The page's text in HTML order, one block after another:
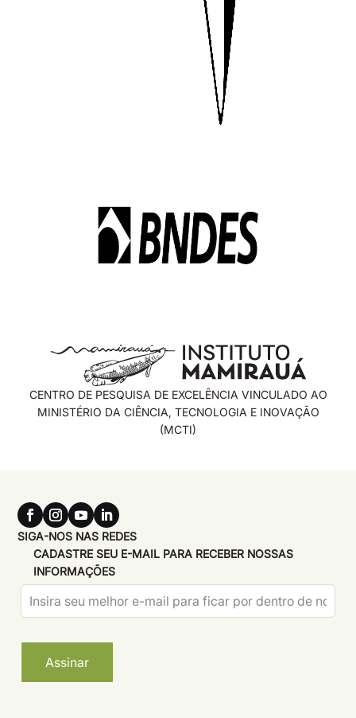
CENTRO DE PESQUISA DE EXCELÊNCIA VINCULADO AO
MINISTÉRIO DA CIÊNCIA, TECNOLOGIA E INOVAÇÃO
(MCTI)
SIGA-NOS NAS REDES
CADASTRE SEU E-MAIL PARA RECEBER NOSSAS
INFORMAÇÕES
Leave
this
blank
Assinar